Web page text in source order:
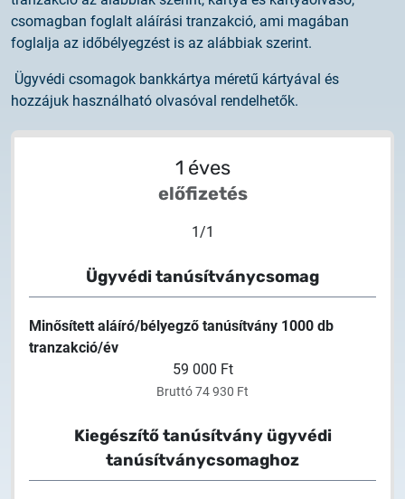
csomagban foglalt aláírási tranzakció, ami magában
foglalja az időbélyegzést is az alábbiak szerint.
Ügyvédi csomagok bankkártya méretű kártyával és
hozzájuk használható olvasóval rendelhetők.
1 éves
előfizetés
1 /1
Ügyvédi tanúsítványcsomag
Minősített aláíró/bélyegző tanúsítvány 1000 db
tranzakció/év
59 000 Ft
Bruttó 74 930 Ft
Kiegészítő tanúsítvány ügyvédi
tanúsítványcsomaghoz